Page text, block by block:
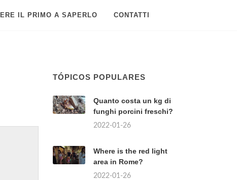
IL PRIMO A SAPERLO CONTATTI
TÓPICOS POPULARES
Quanto costa un kg di
funghi porcini freschi?
2022-01-26
Where is the red light
area in Rome?
2022-01-26